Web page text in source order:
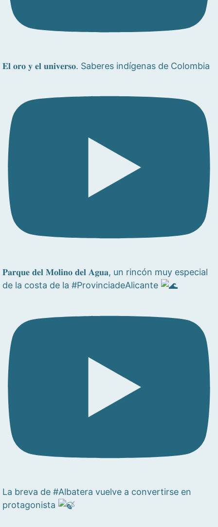
𝐄𝐥 𝐨𝐫𝐨 𝐲 𝐞𝐥 𝐮𝐧𝐢𝐯𝐞𝐫𝐬𝐨. Saberes indígenas de Colombia
𝐏𝐚𝐫𝐪𝐮𝐞 𝐝𝐞𝐥 𝐌𝐨𝐥𝐢𝐧𝐨 𝐝𝐞𝐥 𝐀𝐠𝐮𝐚, un rincón muy especial
de la costa de la #ProvinciadeAlicante
La breva de #Albatera vuelve a convertirse en
protagonista